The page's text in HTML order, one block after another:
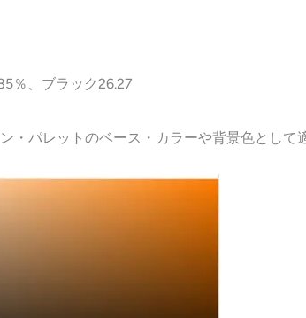
％、ブラック26.27
パレットのベース・カラーや背景色として